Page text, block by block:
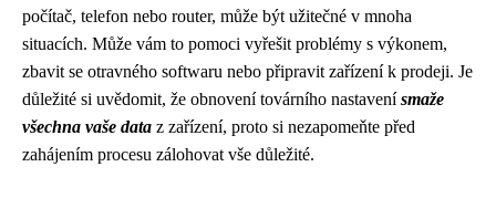
počítač, telefon nebo router, může být užitečné v mnoha
situacích. Může vám to pomoci vyřešit problémy s výkonem,
zbavit se otravného softwaru nebo připravit zařízení k prodeji. Je
důležité si uvědomit, že obnovení továrního nastavenísmaže
všechna vaše data z zařízení, proto si nezapomeňte před
zahájením procesu zálohovat vše důležité.